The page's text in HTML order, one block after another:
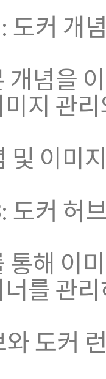
커 개
개념을
지 관
및 이미
커 허
통해 이
를 관
와 도커